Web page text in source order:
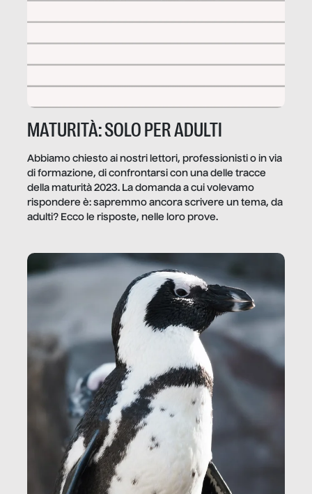
MATURITÀ: SOLO PER ADULTI
Abbiamo chiesto ai nostri lettori, professionisti o in via
di formazione, di confrontarsi con una delle tracce
della maturità 2023. La domanda a cui volevamo
rispondere è: sapremmo ancora scrivere un tema, da
adulti? Ecco le risposte, nelle loro prove.